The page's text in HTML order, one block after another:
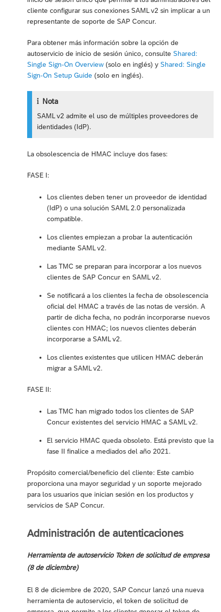
cliente configurar sus conexiones SAML v2 sin implicar a un
representante de soporte de SAP Concur.
Para obtener más información sobre la opción de
autoservicio de inicio de sesión único, consulte Shared:
Single Sign-On Overview (solo en inglés) y Shared: Single
Sign-On Setup Guide (solo en inglés).
Nota
SAML v2 admite el uso de múltiples proveedores de
identidades (IdP).
La obsolescencia de HMAC incluye dos fases:
FASE I:
Los clientes deben tener un proveedor de identidad
(IdP) o una solución SAML 2.0 personalizada
compatible.
Los clientes empiezan a probar la autenticación
mediante SAML v2.
Las TMC se preparan para incorporar a los nuevos
clientes de SAP Concur en SAML v2.
Se notificará a los clientes la fecha de obsolescencia
oficial del HMAC a través de las notas de versión. A
partir de dicha fecha, no podrán incorporarse nuevos
clientes con HMAC; los nuevos clientes deberán
incorporarse a SAML v2.
Los clientes existentes que utilicen HMAC deberán
migrar a SAML v2.
FASE II:
Las TMC han migrado todos los clientes de SAP
Concur existentes del servicio HMAC a SAML v2.
El servicio HMAC queda obsoleto. Está previsto que la
fase II finalice a mediados del año 2021.
Propósito comercial/beneficio del cliente: Este cambio
proporciona una mayor seguridad y un soporte mejorado
para los usuarios que inician sesión en los productos y
servicios de SAP Concur.
Administración de autenticaciones
Herramienta de autoservicio Token de solicitud de empresa
(8 de diciembre)
El 8 de diciembre de 2020, SAP Concur lanzó una nueva
herramienta de autoservicio, el token de solicitud de